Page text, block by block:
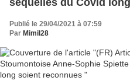
Publié le 29/04/2021 à 07:59
Par Mimil28